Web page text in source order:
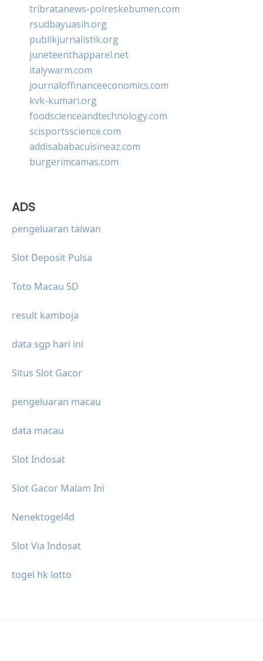
tribratanews-polreskebumen.com
rsudbayuasih.org
publikjurnalistik.org
juneteenthapparel.net
italywarm.com
journaloffinanceeconomics.com
kvk-kumari.org
foodscienceandtechnology.com
scisportsscience.com
addisababacuisineaz.com
burgerimcamas.com
ADS
pengeluaran taiwan
Slot Deposit Pulsa
Toto Macau 5D
result kamboja
data sgp hari ini
Situs Slot Gacor
pengeluaran macau
data macau
Slot Indosat
Slot Gacor Malam Ini
Nenektogel4d
Slot Via Indosat
togel hk lotto